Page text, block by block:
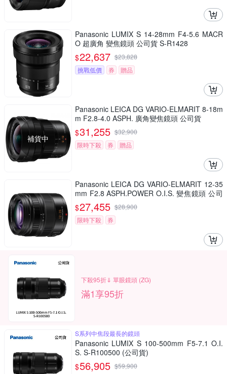
Panasonic LUMIX S 14-28mm F4-5.6 MACR
O 超廣角 變焦鏡頭 公司貨 S-R1428
$22,637 $23,828
挑戰低價
券 贈品
補貨中
Panasonic LEICA DG VARIO-ELMARIT 8-18m
m F2.8-4.0 ASPH. 廣角變焦鏡頭 公司貨
$31,255 $32,900
限時下殺
券 贈品
Panasonic LEICA DG VARIO-ELMARIT 12-35
mm F2.8 ASPH.POWER O.I.S. 變焦鏡頭 公司
貨 H-ES12035
$27,455 $28,900
限時下殺
券
下殺95折⇓ 單眼鏡頭 (ZG)
滿1享95折
S系列中焦段最長的鏡頭
Panasonic LUMIX S 100-500mm F5-7.1 O.I.
S. S-R100500 (公司貨)
$56,905 $59,900